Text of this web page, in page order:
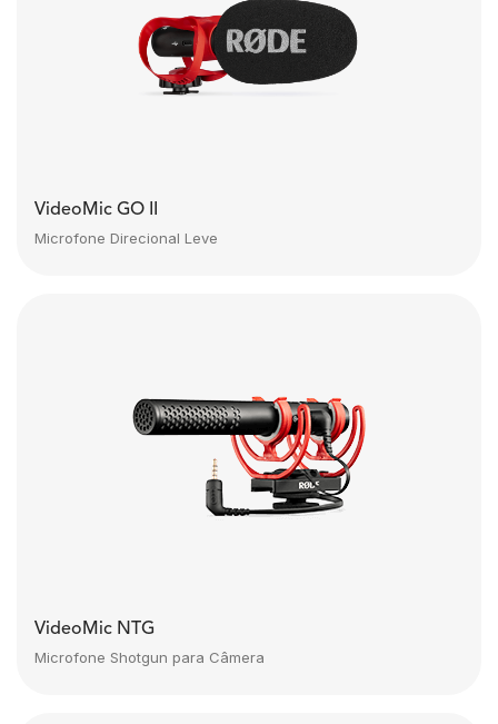
VideoMic GO II
Microfone Direcional Leve
VideoMic NTG
Microfone Shotgun para Câmera